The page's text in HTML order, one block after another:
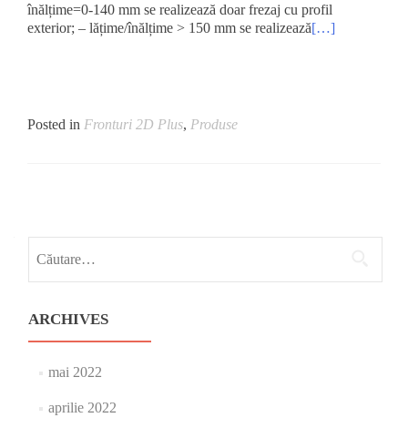
înălțime=0-140 mm se realizează doar frezaj cu profil
exterior; – lățime/înălțime > 150 mm se realizează[…]
Posted in Fronturi 2D Plus, Produse
navigation
după:
ARCHIVES
mai 2022
aprilie 2022